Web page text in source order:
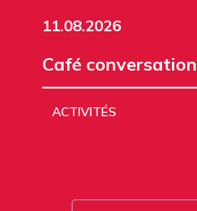
11.08.2026
Café conversation
ACTIVITÉS